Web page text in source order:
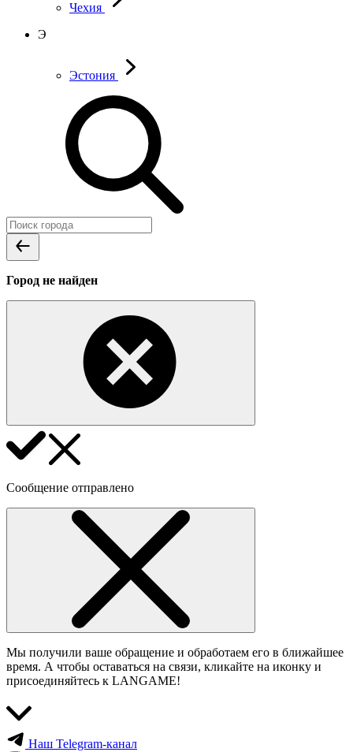
Чехия
Э
Эстония
Город не найден
Сообщение отправлено
Мы получили ваше обращение и обработаем его в ближайшее
время. А чтобы оставаться на связи, кликайте на иконку и
присоединяйтесь к LANGAME!
Наш Telegram-канал